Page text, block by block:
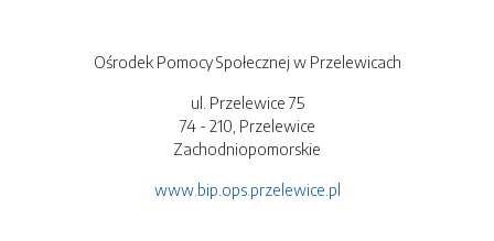
Ośrodek Pomocy Społecznej w Przelewicach
ul. Przelewice 75
74 - 210, Przelewice
Zachodniopomorskie
www.bip.ops.przelewice.pl